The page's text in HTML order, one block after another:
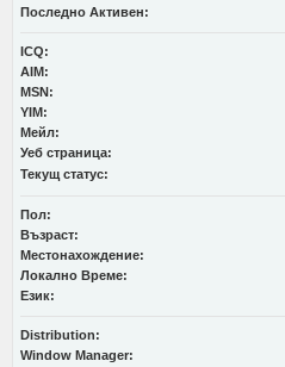
Последно Активен:
ICQ:
AIM:
MSN:
YIM:
Мейл:
Уеб страница:
Текущ статус:
Пол:
Възраст:
Местонахождение:
Локално Време:
Език:
Distribution:
Window Manager: